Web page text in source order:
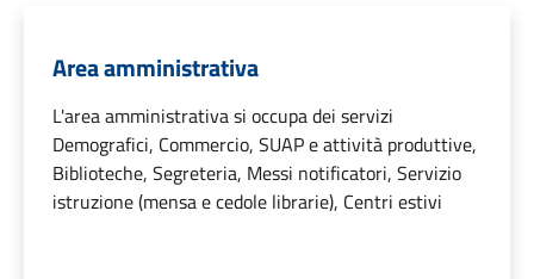
Area amministrativa
L'area amministrativa si occupa dei servizi
Demografici, Commercio, SUAP e attività produttive,
Biblioteche, Segreteria, Messi notificatori, Servizio
istruzione (mensa e cedole librarie), Centri estivi